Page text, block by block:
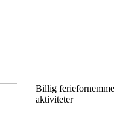
Billig
aktiviteter